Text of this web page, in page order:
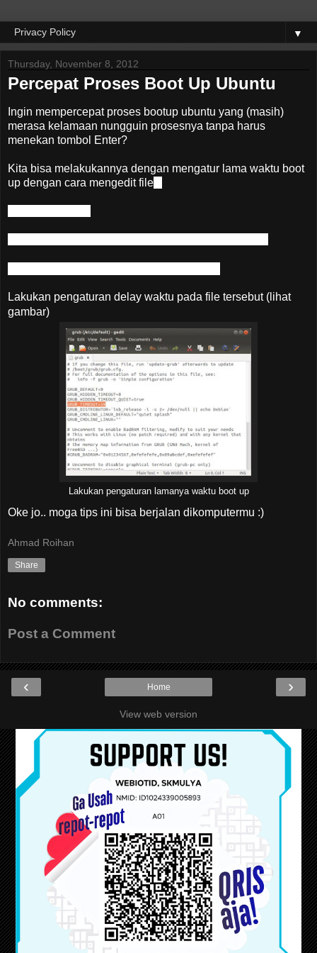
▼
Thursday, November 8, 2012
Percepat Proses Boot Up Ubuntu
Ingin mempercepat proses bootup ubuntu yang (masih)
merasa kelamaan nungguin prosesnya tanpa harus
menekan tombol Enter?
Kita bisa melakukannya dengan mengatur lama waktu boot
up dengan cara mengedit file
Lakukan pengaturan delay waktu pada file tersebut (lihat
gambar)
Lakukan pengaturan lamanya waktu boot up
Oke jo.. moga tips ini bisa berjalan dikomputermu :)
Ahmad Roihan
Share
No comments:
Post a Comment
‹ ›
Home
View web version